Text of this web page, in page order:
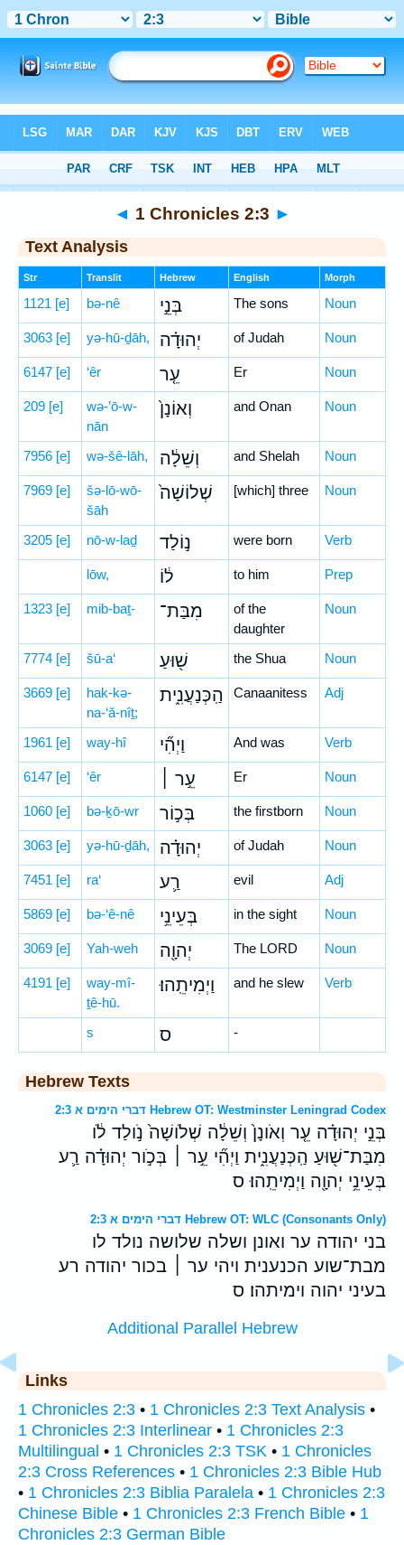
> 1 Chronicles 2:3
◄ 1 Chronicles 2:3 ►
Text Analysis
Str Translit Hebrew English Morph
1121 [e] bə-nê בְּנֵ֣י The sons Noun
3063 [e] yə-hū-ḏāh, יְהוּדָ֗ה of Judah Noun
6147 [e] ‘êr עֵ֤ר Er Noun
209 [e]
wə-’ō-w-
nān
וְאוֹנָן֙ and Onan Noun
7956 [e] wə-šê-lāh, וְשֵׁלָ֔ה and Shelah Noun
7969 [e]
šə-lō-wō-
šāh
שְׁלוֹשָׁה֙ [which] three Noun
3205 [e] nō-w-laḏ נ֣וֹלַד were born Verb
lōw, ל֔וֹ to him Prep
1323 [e] mib-baṯ- מִבַּת־
of the
daughter
Noun
7774 [e] šū-a‘ שׁ֖וּעַ the Shua Noun
3669 [e]
hak-kə-
na-‘ă-nîṯ;
הַֽכְּנַעֲנִ֑ית Canaanitess Adj
1961 [e] way-hî וַיְהִ֞י And was Verb
6147 [e] ‘êr עֵ֣ר ׀ Er Noun
1060 [e] bə-ḵō-wr בְּכ֣וֹר the firstborn Noun
3063 [e] yə-hū-ḏāh, יְהוּדָ֗ה of Judah Noun
7451 [e] ra‘ רַ֛ע evil Adj
5869 [e] bə-‘ê-nê בְּעֵינֵ֥י in the sight Noun
3069 [e] Yah-weh יְהוָ֖ה The LORD Noun
4191 [e]
way-mî-
ṯê-hū.
וַיְמִיתֵֽהוּ׃ and he slew Verb
s ס -
Hebrew Texts
דברי הימים א 2:3 Hebrew OT: Westminster Leningrad Codex
בְּנֵ֣י יְהוּדָ֗ה עֵ֤ר וְאֹונָן֙ וְשֵׁלָ֔ה שְׁלֹושָׁה֙ נֹ֣ולַד לֹ֔ו
מִבַּת־שׁ֖וּעַ הַֽכְּנַעֲנִ֑ית וַיְהִ֞י עֵ֣ר ׀ בְּכֹ֣ור יְהוּדָ֗ה רַ֛ע
בְּעֵינֵ֥י יְהוָ֖ה וַיְמִיתֵֽהוּ׃ ס
דברי הימים א 2:3 Hebrew OT: WLC (Consonants Only)
בני יהודה ער ואונן ושלה שלושה נולד לו
מבת־שוע הכנענית ויהי ער ׀ בכור יהודה רע
בעיני יהוה וימיתהו׃ ס
Additional Parallel Hebrew
Links
1 Chronicles 2:3 • 1 Chronicles 2:3 Text Analysis •
1 Chronicles 2:3 Interlinear • 1 Chronicles 2:3
Multilingual • 1 Chronicles 2:3 TSK • 1 Chronicles
2:3 Cross References • 1 Chronicles 2:3 Bible Hub
• 1 Chronicles 2:3 Biblia Paralela • 1 Chronicles 2:3
Chinese Bible • 1 Chronicles 2:3 French Bible • 1
Chronicles 2:3 German Bible